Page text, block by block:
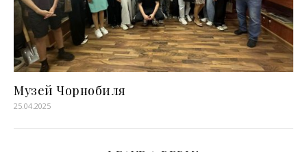
Музей Чорнобиля
25.04.2025